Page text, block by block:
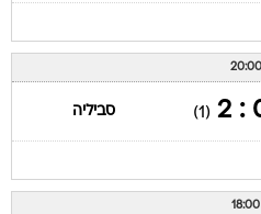
20:00
(1) סביליה
18:00